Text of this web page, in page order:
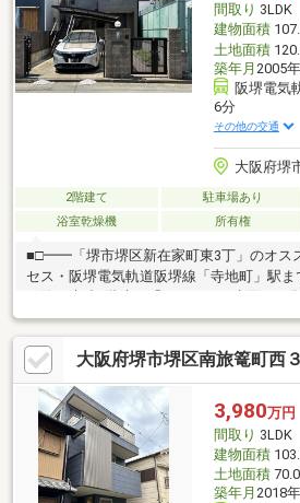
間取り 3LDK
建物面積
土地面積
築年月 2005
阪堺電気
6分
その他の交通
大阪府堺
2階建て 駐車場あり
浴室乾燥機
所有権
■□━━「堺市堺区新在家町東3丁」のオス
セス・阪堺電気軌道阪堺線「寺地町」駅ま
好。■外階段から、2階洋室(約12.5帖)にア
可能です(車種による)。■2026年5月内装
キッチン、ユニットバス、洗面化粧
TVモニター付きインターホン、コンセン
張替：クロス(全室)、フロアタイル(LDK・
間) CF(トイレ、洗面所)・その他：ハ
大阪府堺市堺区南旅篭町西
3,980万円
間取り 3LDK
建物面積
土地面積
築年月 2018